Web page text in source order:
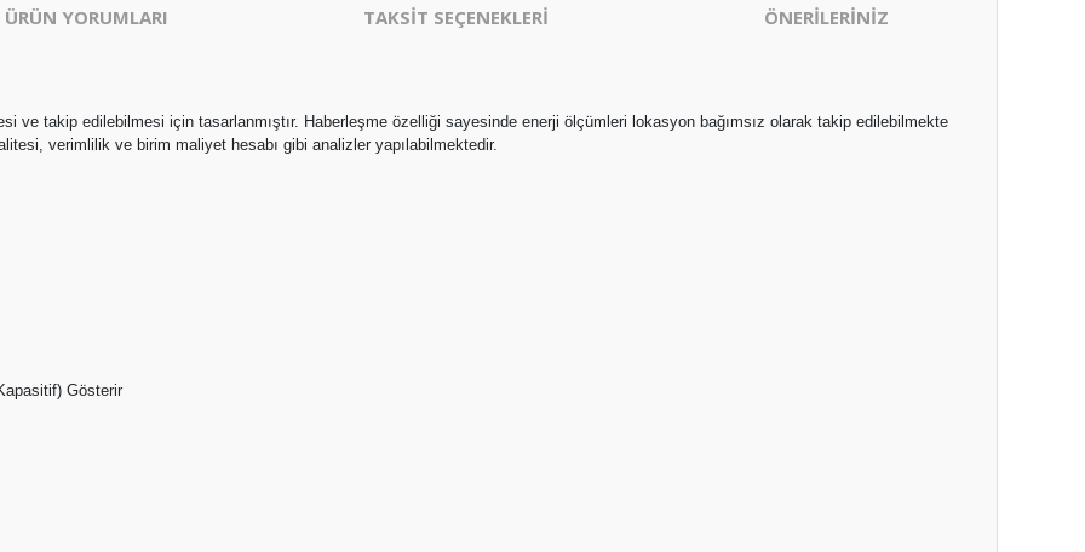
ÜRÜN YORUMLARI TAKSİT SEÇENEKLERİ ÖNERİLERİNİZ
ve takip edilebilmesi için tasarlanmıştır. Haberleşme özelliği sayesinde enerji ölçümleri lokasyon bağımsız olarak takip edilebilmekte
verimlilik ve birim maliyet hesabı gibi analizler yapılabilmektedir.
Gösterir